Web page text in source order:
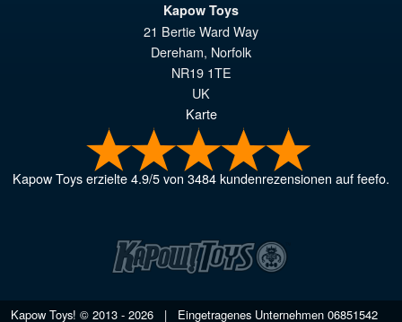
Kapow Toys
21 Bertie Ward Way
Dereham, Norfolk
NR19 1TE
UK
Karte
Kapow Toyserzielte4.9/5von 3484kundenrezensionen auf feefo.
Kapow Toys! © 2013 - 2026 | Eingetragenes Unternehmen 06851542